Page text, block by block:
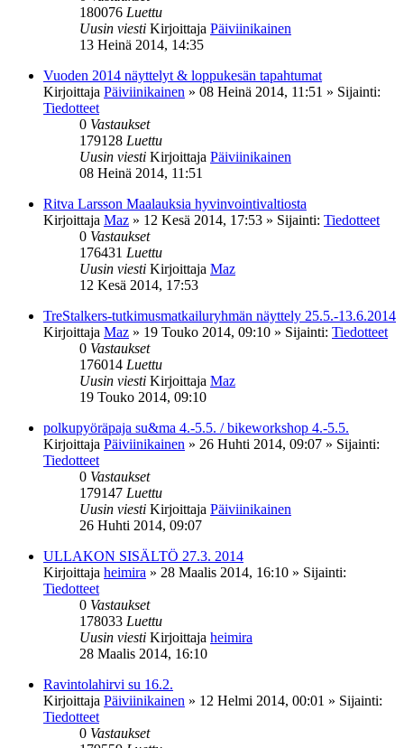
180076 Luettu
Uusin viesti Kirjoittaja Päiviinikainen
13 Heinä 2014, 14:35
Vuoden 2014 näyttelyt & loppukesän tapahtumat
Kirjoittaja Päiviinikainen » 08 Heinä 2014, 11:51 » Sijainti:
Tiedotteet
0 Vastaukset
179128 Luettu
Uusin viesti Kirjoittaja Päiviinikainen
08 Heinä 2014, 11:51
Ritva Larsson Maalauksia hyvinvointivaltiosta
Kirjoittaja Maz » 12 Kesä 2014, 17:53 » Sijainti: Tiedotteet
0 Vastaukset
176431 Luettu
Uusin viesti Kirjoittaja Maz
12 Kesä 2014, 17:53
TreStalkers-tutkimusmatkailuryhmän näyttely 25.5.-13.6.2014
Kirjoittaja Maz » 19 Touko 2014, 09:10 » Sijainti: Tiedotteet
0 Vastaukset
176014 Luettu
Uusin viesti Kirjoittaja Maz
19 Touko 2014, 09:10
polkupyöräpaja su&ma 4.-5.5. / bikeworkshop 4.-5.5.
Kirjoittaja Päiviinikainen » 26 Huhti 2014, 09:07 » Sijainti:
Tiedotteet
0 Vastaukset
179147 Luettu
Uusin viesti Kirjoittaja Päiviinikainen
26 Huhti 2014, 09:07
ULLAKON SISÄLTÖ 27.3. 2014
Kirjoittaja heimira » 28 Maalis 2014, 16:10 » Sijainti:
Tiedotteet
0 Vastaukset
178033 Luettu
Uusin viesti Kirjoittaja heimira
28 Maalis 2014, 16:10
Ravintolahirvi su 16.2.
Kirjoittaja Päiviinikainen » 12 Helmi 2014, 00:01 » Sijainti:
Tiedotteet
0 Vastaukset